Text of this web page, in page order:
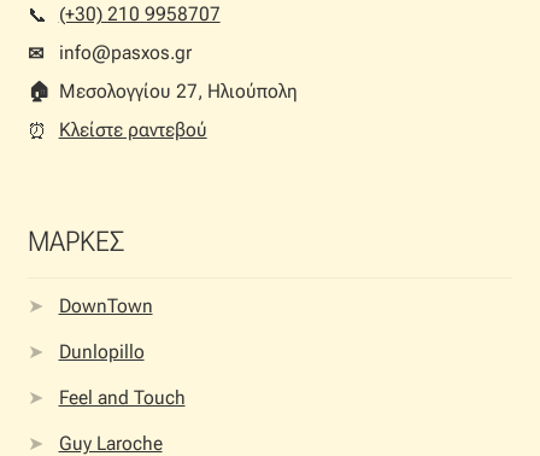
📞︎
(+30) 210 9958707
✉
info@pasxos.gr
🏠︎ Μεσολογγίου 27, Ηλιούπολη
⏰︎
Κλείστε ραντεβού
ΜΑΡΚΕΣ
DownTown
Dunlopillo
Feel and Touch
Guy Laroche